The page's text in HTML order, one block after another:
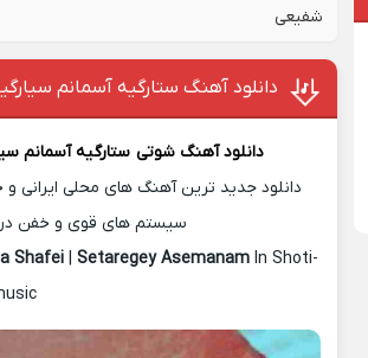
شفیعی
دانلود آهنگ ستارگیه آسمانم
دانلود آهنگ شوتی ستارگیه آسمانم
دانلود جدید ترین آهنگ های محلی ایرانی
سیستم های قوی و خفن
Shafei |Setaregey Asemanam In Shoti-